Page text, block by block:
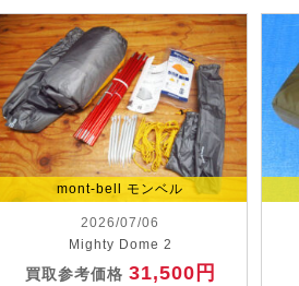
mont-bell モンベル
2026/07/06
Mighty Dome 2
買取参考価格 31,500円